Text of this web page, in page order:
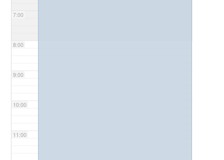
7:00
8:00
9:00
10:00
11:00